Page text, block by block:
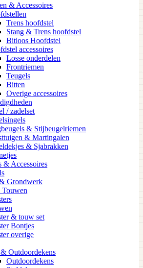
& Accessoires
Trens hoofdstel
Stang & Trens hoofdstel
Bitloos Hoofdstel
accessoires
Losse onderdelen
Frontriemen
Teugels
Bitten
Overige accessoires
/ zadelset
& Stijbeugelriemen
& Martingalen
& Sjabrakken
& Accessoires
Grondwerk
& touw set
Bontjes
overige
Outdoordekens
Outdoordekens